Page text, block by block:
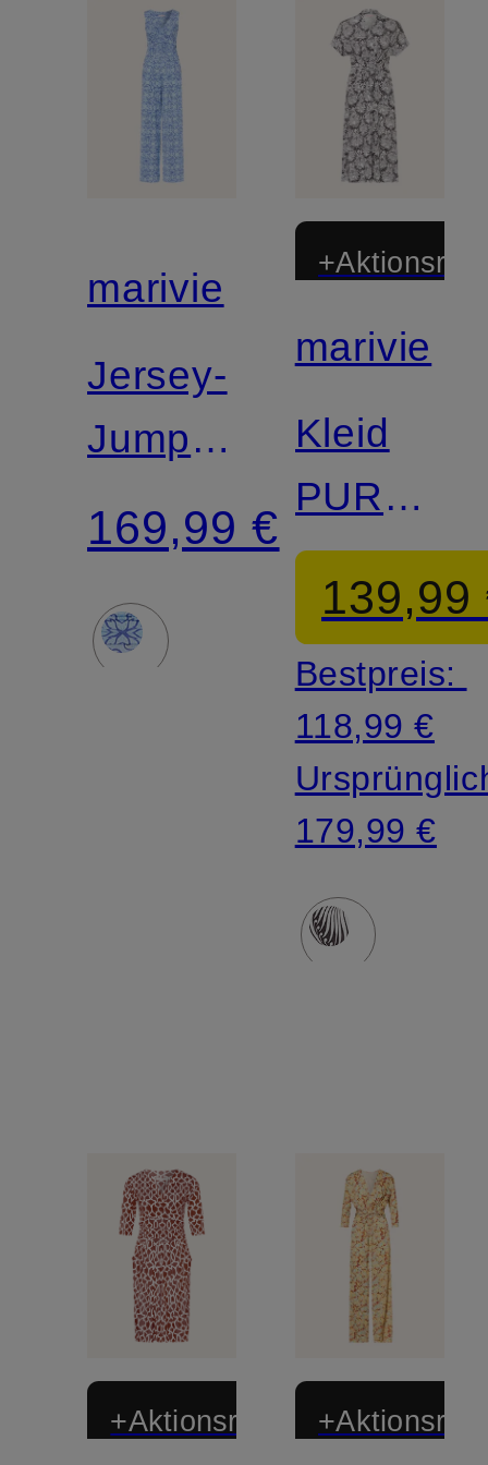
marivie
Jersey-
Jumpsuit
SUMMERTIME
169,99 €
marivie
Kleid
PURE!
in
139,99
Bestpreis:
118,99 €
179,99 €
+Aktionsrabatt